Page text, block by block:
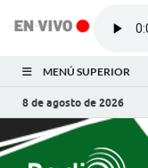
MENÚ SUPERIOR
8 de agosto de 2026